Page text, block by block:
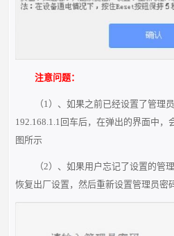
注意问题：
（1）、如果之前已经设置了管理
192.168.1.1回车后，在弹出的界面中，
图所示
（2）、如果用户忘记了设置的管
恢复出厂设置，然后重新设置管理员密